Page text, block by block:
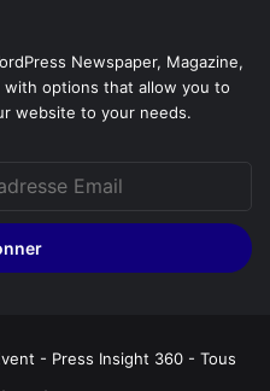
Newspaper, Magazine,
with options that allow you to
website to your needs.
- Press Insight 360 - Tous